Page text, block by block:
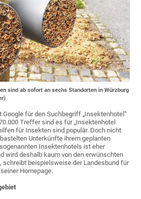
sind ab sofort an sechs Standorten in Würzburg
Google für den Suchbegriff „Insektenhotel“
Treffer sind es für „Insektenhotel
für Insekten sind populär. Doch nicht
Unterkünfte ihrem geplanten
Insektenhotels ist eher
wird deshalb kaum von den erwünschten
schreibt beispielsweise der Landesbund für
Homepage.